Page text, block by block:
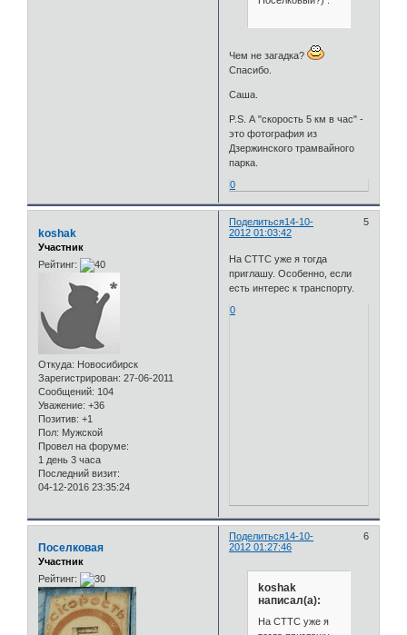
Чем не загадка?
Спасибо.
Саша.
P.S. А "скорость 5 км в час" -
это фотография из
Дзержинского трамвайного
парка.
0
Поделиться 5
14-10-
2012 01:03:42
koshak
Участник
Рейтинг:
Откуда: Новосибирск
Зарегистрирован: 27-06-2011
Сообщений: 104
Уважение: +36
Позитив: +1
Пол: Мужской
Провел на форуме:
1 день 3 часа
Последний визит:
04-12-2016 23:35:24
На СТТС уже я тогда
приглашу. Особенно, если
есть интерес к транспорту.
0
Поделиться 6
14-10-
2012 01:27:46
Поселковая
Участник
Рейтинг:
koshak
написал(а):
На СТТС уже я